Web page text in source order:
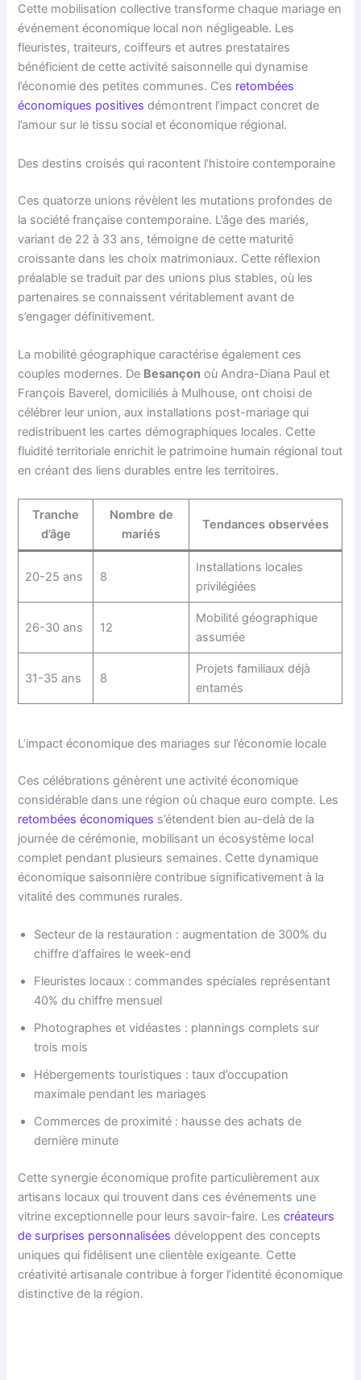
Cette mobilisation collective transforme chaque mariage en
événement économique local non négligeable. Les
fleuristes, traiteurs, coiffeurs et autres prestataires
bénéficient de cette activité saisonnelle qui dynamise
l’économie des petites communes. Ces retombées
économiques positives démontrent l’impact concret de
l’amour sur le tissu social et économique régional.
Des destins croisés qui racontent l’histoire contemporaine
Ces quatorze unions révèlent les mutations profondes de
la société française contemporaine. L’âge des mariés,
variant de 22 à 33 ans, témoigne de cette maturité
croissante dans les choix matrimoniaux. Cette réflexion
préalable se traduit par des unions plus stables, où les
partenaires se connaissent véritablement avant de
s’engager définitivement.
La mobilité géographique caractérise également ces
couples modernes. De Besançon où Andra-Diana Paul et
François Baverel, domiciliés à Mulhouse, ont choisi de
célébrer leur union, aux installations post-mariage qui
redistribuent les cartes démographiques locales. Cette
fluidité territoriale enrichit le patrimoine humain régional tout
en créant des liens durables entre les territoires.
Tranche
d’âge
Nombre de
mariés
Tendances observées
20-25 ans 8
Installations locales
privilégiées
26-30 ans 12
Mobilité géographique
assumée
31-35 ans 8
Projets familiaux déjà
entamés
L’impact économique des mariages sur l’économie locale
Ces célébrations génèrent une activité économique
considérable dans une région où chaque euro compte. Les
retombées économiques s’étendent bien au-delà de la
journée de cérémonie, mobilisant un écosystème local
complet pendant plusieurs semaines. Cette dynamique
économique saisonnière contribue significativement à la
vitalité des communes rurales.
Secteur de la restauration : augmentation de 300% du
chiffre d’affaires le week-end
Fleuristes locaux : commandes spéciales représentant
40% du chiffre mensuel
Photographes et vidéastes : plannings complets sur
trois mois
Hébergements touristiques : taux d’occupation
maximale pendant les mariages
Commerces de proximité : hausse des achats de
dernière minute
Cette synergie économique profite particulièrement aux
artisans locaux qui trouvent dans ces événements une
vitrine exceptionnelle pour leurs savoir-faire. Lescréateurs
de surprises personnalisées développent des concepts
uniques qui fidélisent une clientèle exigeante. Cette
créativité artisanale contribue à forger l’identité économique
distinctive de la région.